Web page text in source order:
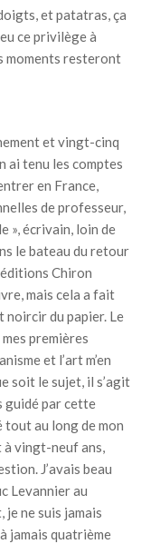
et patatras, ça
ce privilège à
moments resteront
et vingt-cinq
ai tenu les comptes
en France,
de professeur,
», écrivain, loin de
le bateau du retour
Chiron
mais cela a fait
noircir du papier. Le
premières
et l’art m’en
soit le sujet, il s’agit
guidé par cette
tout au long de mon
à vingt-neuf ans,
J’avais beau
Levannier au
je ne suis jamais
jamais quatrième